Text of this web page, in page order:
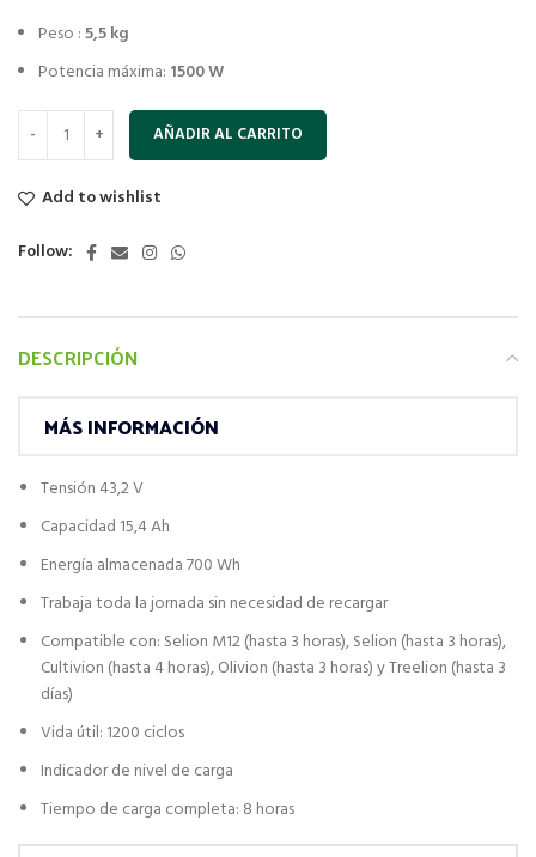
Peso :5,5 kg
Potencia máxima: 1500 W
AÑADIR AL CARRITO
Add to wishlist
Follow:
DESCRIPCIÓN
MÁS INFORMACIÓN
Tensión 43,2 V
Capacidad 15,4 Ah
Energía almacenada 700 Wh
Trabaja toda la jornada sin necesidad de recargar
Compatible con: Selion M12 (hasta 3 horas), Selion (hasta 3 horas),
Cultivion (hasta 4 horas), Olivion (hasta 3 horas) y Treelion (hasta 3
días)
Vida útil: 1200 ciclos
Indicador de nivel de carga
Tiempo de carga completa: 8 horas